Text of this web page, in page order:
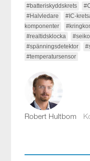
#batteriskyddskrets
#Halvledare
#IC-
komponenter
#realtidsklocka
#seiko
#spänningsdetektor
#temperatursensor
Robert Hultbom